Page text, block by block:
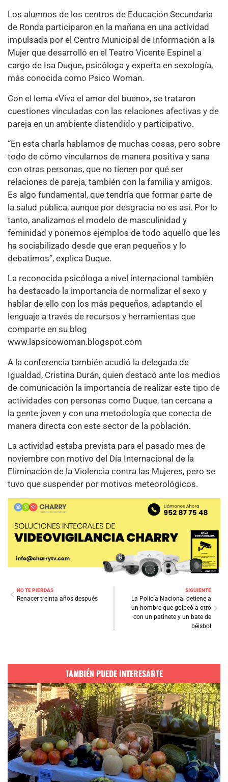
Los alumnos de los centros de Educación Secundaria
de Ronda participaron en la mañana en una actividad
impulsada por el Centro Municipal de Información a la
Mujer que desarrolló en el Teatro Vicente Espinel a
cargo de Isa Duque, psicóloga y experta en sexología,
más conocida como Psico Woman.
Con el lema «Viva el amor del bueno», se trataron
cuestiones vinculadas con las relaciones afectivas y de
pareja en un ambiente distendido y participativo.
“En esta charla hablamos de muchas cosas, pero sobre
todo de cómo vincularnos de manera positiva y sana
con otras personas, que no tienen por qué ser
relaciones de pareja, también con la familia y amigos.
Es algo fundamental, que tendría que formar parte de
la salud pública, aunque por desgracia no es así. Por lo
tanto, analizamos el modelo de masculinidad y
feminidad y ponemos ejemplos de todo aquello que les
ha sociabilizado desde que eran pequeños y lo
debatimos”, explica Duque.
La reconocida psicóloga a nivel internacional también
ha destacado la importancia de normalizar el sexo y
hablar de ello con los más pequeños, adaptando el
lenguaje a través de recursos y herramientas que
comparte en su blog
www.lapsicowoman.blogspot.com
A la conferencia también acudió la delegada de
Igualdad, Cristina Durán, quien destacó ante los medios
de comunicación la importancia de realizar este tipo de
actividades con personas como Duque, tan cercana a
la gente joven y con una metodología que conecta de
manera directa con este sector de la población.
La actividad estaba prevista para el pasado mes de
noviembre con motivo del Día Internacional de la
Eliminación de la Violencia contra las Mujeres, pero se
tuvo que suspender por motivos meteorológicos.
NO TE PIERDAS
Renacer treinta años después
SIGUIENTE
La Policía Nacional detiene a
un hombre que golpeó a otro
con un patinete y un bate de
béisbol
TAMBIÉN PUEDE INTERESARTE